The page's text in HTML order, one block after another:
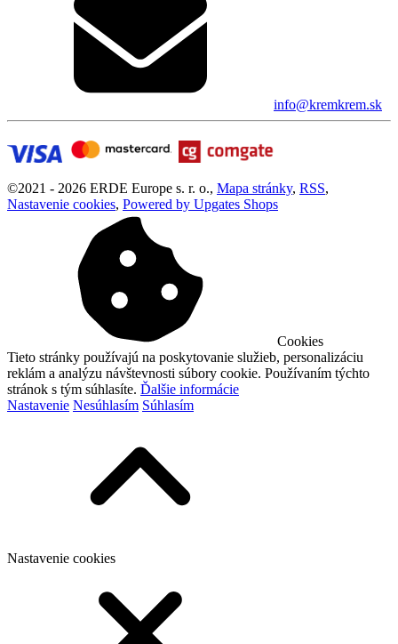
info@kremkrem.sk
©2021 - 2026 ERDE Europe s. r. o., Mapa stránky, RSS,
Nastavenie cookies, Powered by Upgates Shops
Cookies
Tieto stránky používajú na poskytovanie služieb, personalizáciu
reklám a analýzu návštevnosti súbory cookie. Používaním týchto
stránok s tým súhlasíte. Ďalšie informácie
Nastavenie Nesúhlasím Súhlasím
Nastavenie cookies